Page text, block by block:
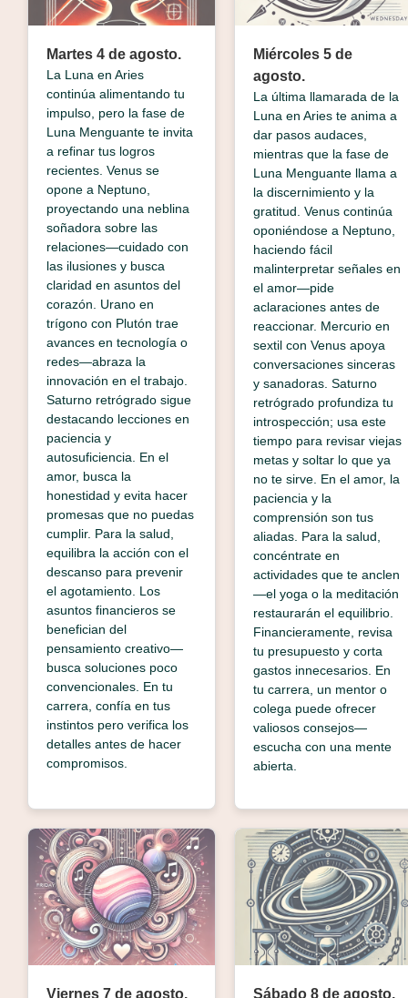
Martes 4 de agosto.
La Luna en Aries
continúa alimentando tu
impulso, pero la fase de
Luna Menguante te invita
a refinar tus logros
recientes. Venus se
opone a Neptuno,
proyectando una neblina
soñadora sobre las
relaciones—cuidado con
las ilusiones y busca
claridad en asuntos del
corazón. Urano en
trígono con Plutón trae
avances en tecnología o
redes—abraza la
innovación en el trabajo.
Saturno retrógrado sigue
destacando lecciones en
paciencia y
autosuficiencia. En el
amor, busca la
honestidad y evita hacer
promesas que no puedas
cumplir. Para la salud,
equilibra la acción con el
descanso para prevenir
el agotamiento. Los
asuntos financieros se
benefician del
pensamiento creativo—
busca soluciones poco
convencionales. En tu
carrera, confía en tus
instintos pero verifica los
detalles antes de hacer
compromisos.
Miércoles 5 de
agosto.
La última llamarada de la
Luna en Aries te anima a
dar pasos audaces,
mientras que la fase de
Luna Menguante llama a
la discernimiento y la
gratitud. Venus continúa
oponiéndose a Neptuno,
haciendo fácil
malinterpretar señales en
el amor—pide
aclaraciones antes de
reaccionar. Mercurio en
sextil con Venus apoya
conversaciones sinceras
y sanadoras. Saturno
retrógrado profundiza tu
introspección; usa este
tiempo para revisar viejas
metas y soltar lo que ya
no te sirve. En el amor, la
paciencia y la
comprensión son tus
aliadas. Para la salud,
concéntrate en
actividades que te anclen
—el yoga o la meditación
restaurarán el equilibrio.
Financieramente, revisa
tu presupuesto y corta
gastos innecesarios. En
tu carrera, un mentor o
colega puede ofrecer
valiosos consejos—
escucha con una mente
abierta.
Viernes 7 de agosto. Sábado 8 de agosto.